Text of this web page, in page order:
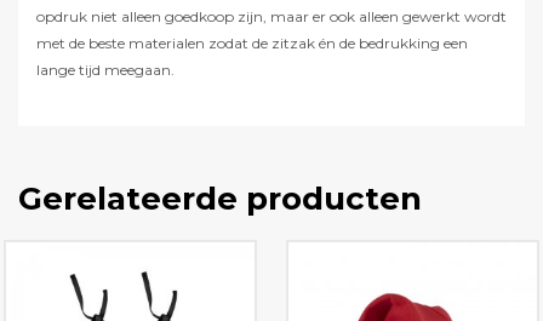
opdruk niet alleen goedkoop zijn, maar er ook alleen gewerkt wordt
met de beste materialen zodat de zitzak én de bedrukking een
lange tijd meegaan.
Gerelateerde producten